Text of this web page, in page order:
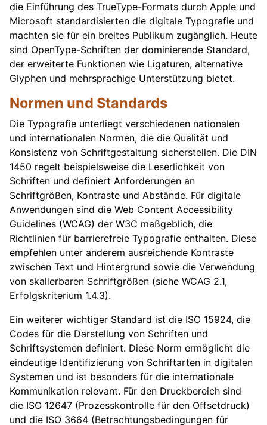
die Einführung des TrueType-Formats durch Apple und
Microsoft standardisierten die digitale Typografie und
machten sie für ein breites Publikum zugänglich. Heute
sind OpenType-Schriften der dominierende Standard,
der erweiterte Funktionen wie Ligaturen, alternative
Glyphen und mehrsprachige Unterstützung bietet.
Normen und Standards
Die Typografie unterliegt verschiedenen nationalen
und internationalen Normen, die die Qualität und
Konsistenz von Schriftgestaltung sicherstellen. Die DIN
1450 regelt beispielsweise die Leserlichkeit von
Schriften und definiert Anforderungen an
Schriftgrößen, Kontraste und Abstände. Für digitale
Anwendungen sind die Web Content Accessibility
Guidelines (WCAG) der W3C maßgeblich, die
Richtlinien für barrierefreie Typografie enthalten. Diese
empfehlen unter anderem ausreichende Kontraste
zwischen Text und Hintergrund sowie die Verwendung
von skalierbaren Schriftgrößen (siehe WCAG 2.1,
Erfolgskriterium 1.4.3).
Ein weiterer wichtiger Standard ist die ISO 15924, die
Codes für die Darstellung von Schriften und
Schriftsystemen definiert. Diese Norm ermöglicht die
eindeutige Identifizierung von Schriftarten in digitalen
Systemen und ist besonders für die internationale
Kommunikation relevant. Für den Druckbereich sind
die ISO 12647 (Prozesskontrolle für den Offsetdruck)
und die ISO 3664 (Betrachtungsbedingungen für